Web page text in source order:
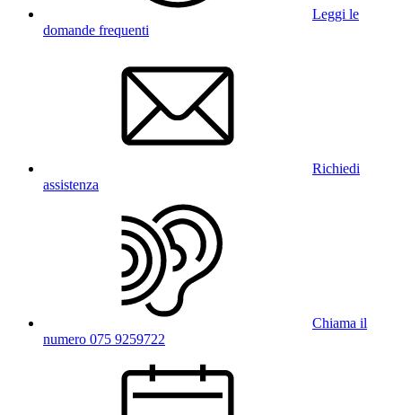
Leggi le
domande frequenti
Richiedi
assistenza
Chiama il
numero 075 9259722